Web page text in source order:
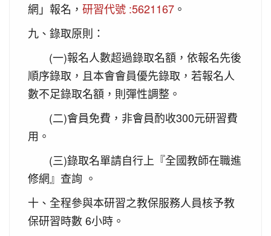
網」報名， 研習代號 :5621167 。
九、錄取原則：
(一)報名人數超過錄取名額，依報名先後
順序錄取，且本會會員優先錄取，若報名人
數不足錄取名額，則彈性調整。
(二)會員免費，非會員酌收300元研習費
用。
(三)錄取名單請自行上『全國教師在職進
修網』查詢 。
十、全程參與本研習之教保服務人員核予教
保研習時數 6小時。